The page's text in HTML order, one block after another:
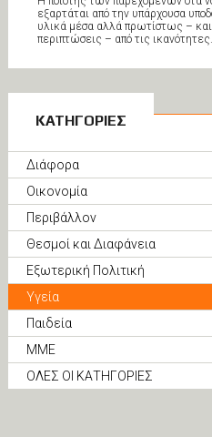
εξαρτάται από την υπάρχουσα
υλικά μέσα αλλά πρωτίστως –
περιπτώσεις – από τις
ΚΑΤΗΓΟΡΙΕΣ
Διάφορα
Οικονομία
Περιβάλλον
Θεσμοί και Διαφάνεια
Εξωτερική Πολιτική
Υγεία
Παιδεία
ΜΜΕ
ΟΛΕΣ ΟΙ ΚΑΤΗΓΟΡΙΕΣ